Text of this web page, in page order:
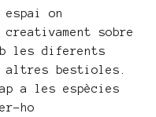
on
sobre
les diferents
altres bestioles.
a les espècies
ho